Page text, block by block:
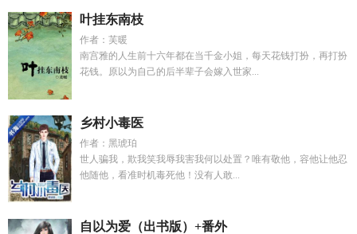
叶挂东南枝
作者：芙暖
南宫雅的人生前十六年都在当千金小姐，每天花钱打扮，再打扮
花钱。原以为自己的后半辈子会嫁入世家...
乡村小毒医
作者：黑琥珀
世人骗我，欺我笑我辱我害我何以处置？唯有敬他，容他让他忍
他随他，看准时机毒死他！没有人敢...
自以为爱（出书版）+番外